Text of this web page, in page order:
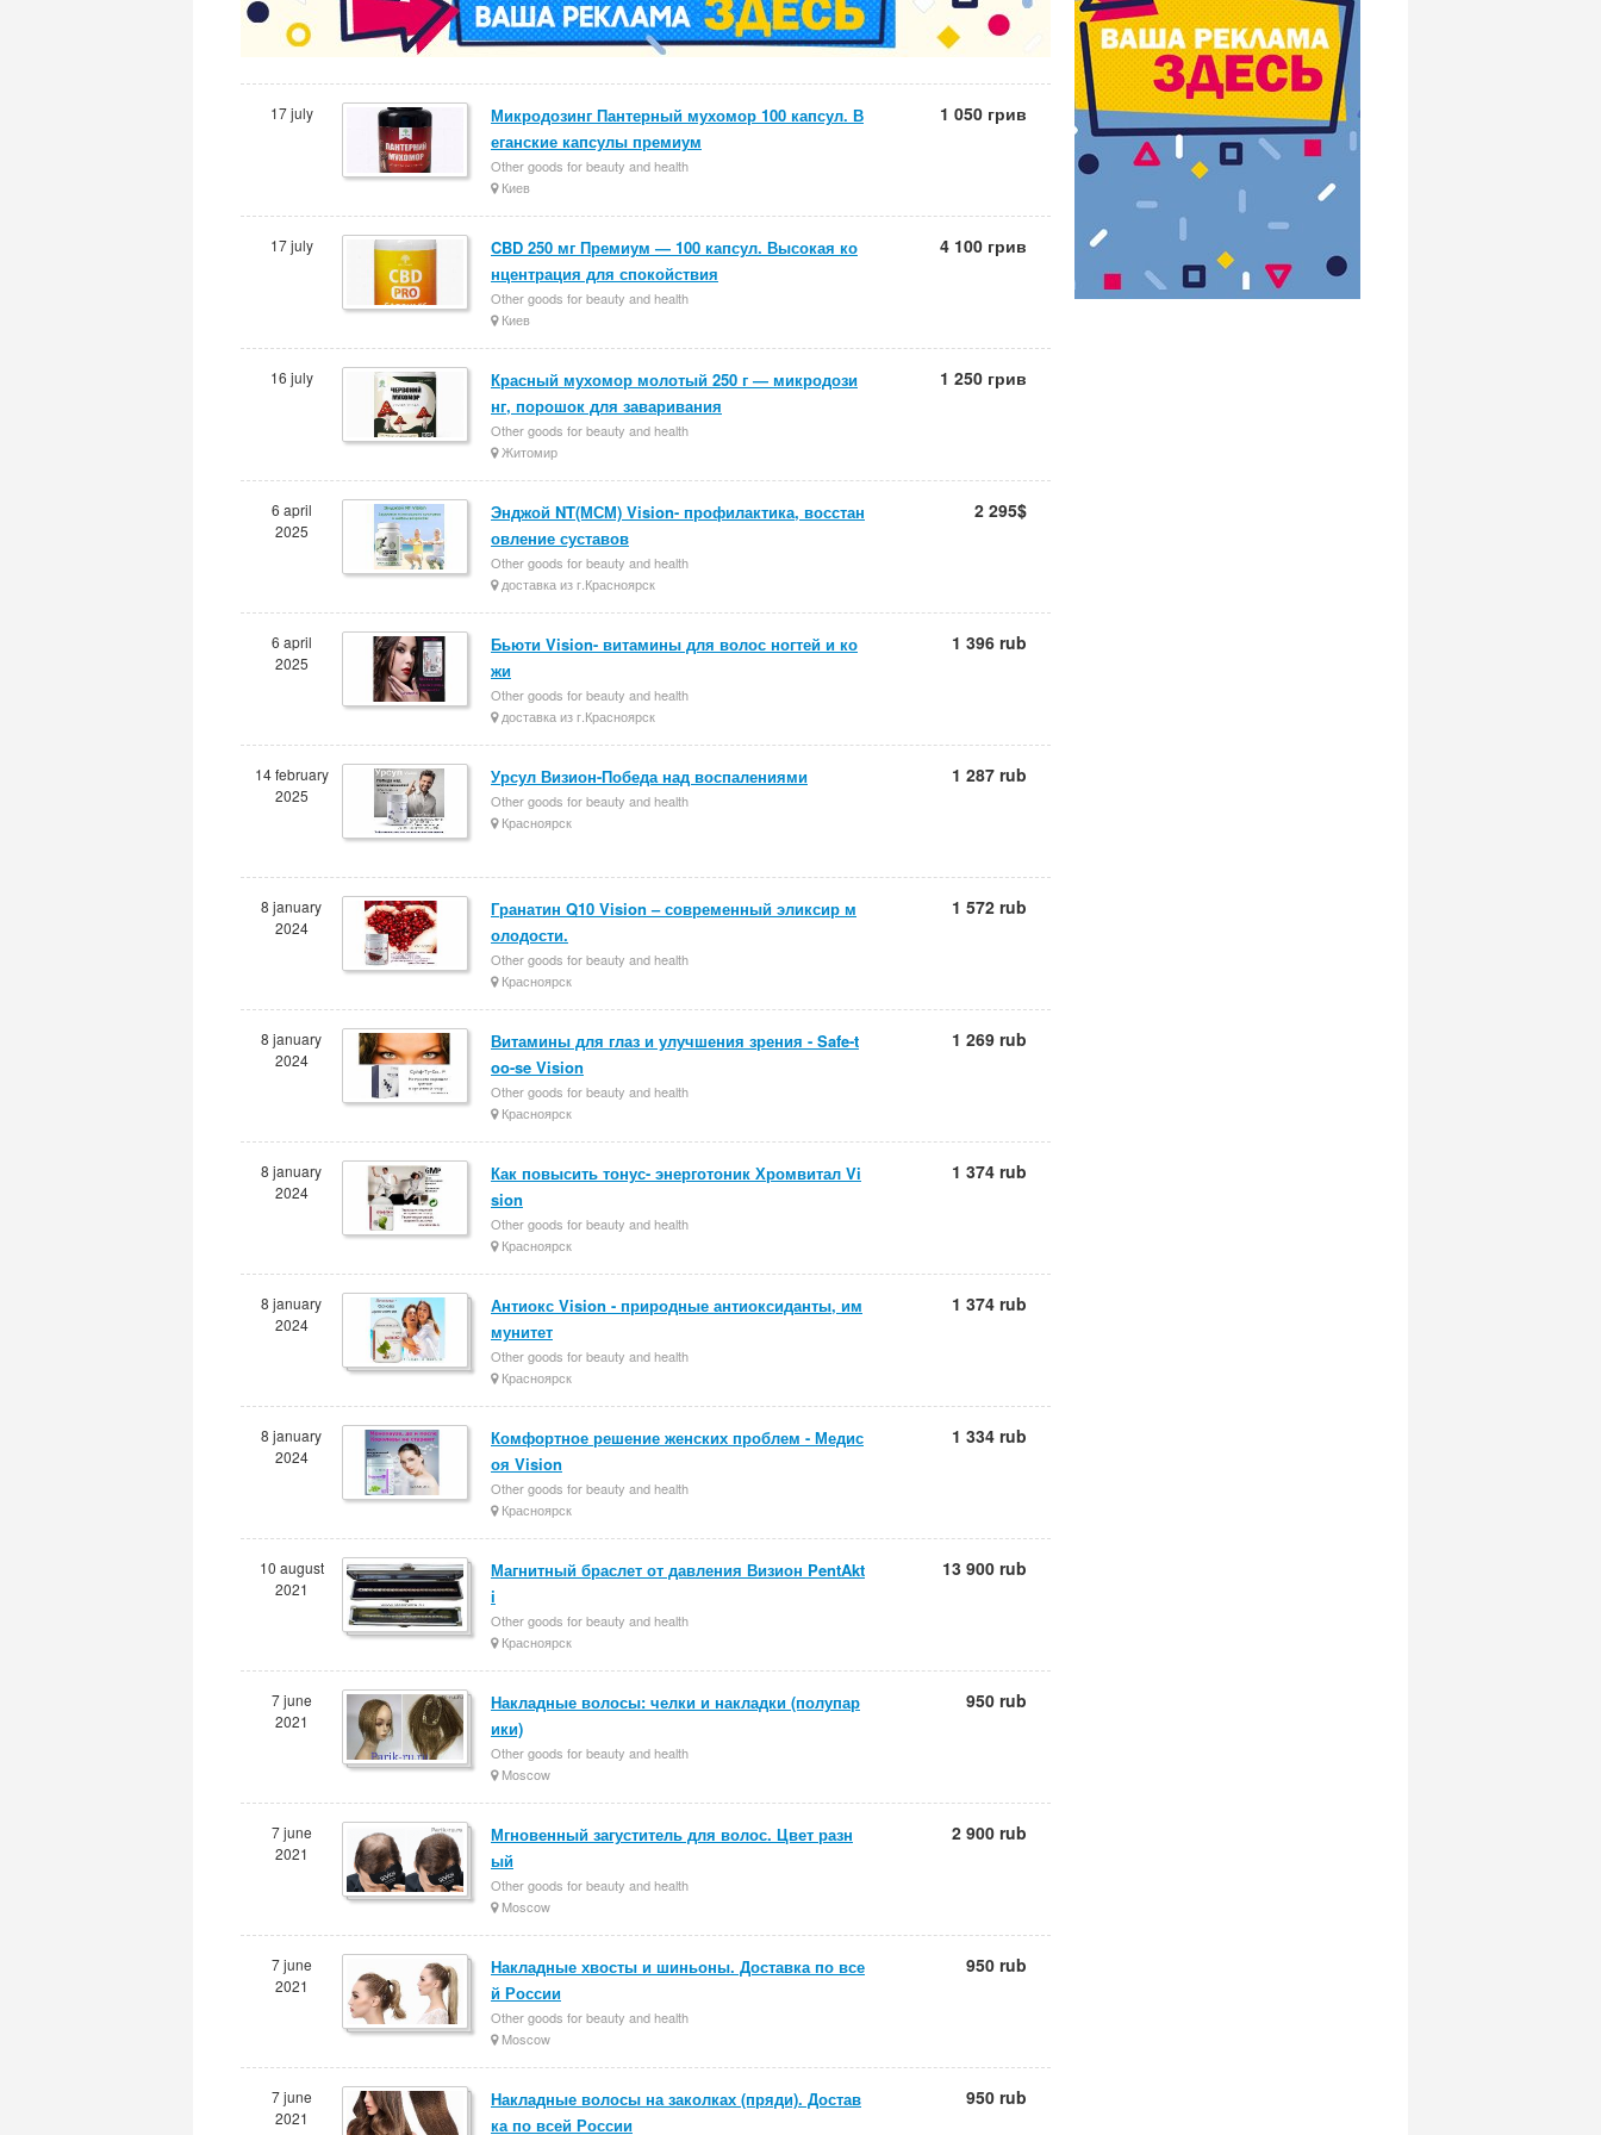
17 july
Микродозинг Пантерный мухомор 100 капсул. В
еганские капсулы премиум
Other goods for beauty and health
Киев
1 050 грив
17 july
CBD 250 мг Премиум — 100 капсул. Высокая ко
нцентрация для спокойствия
Other goods for beauty and health
Киев
4 100 грив
16 july
Красный мухомор молотый 250 г — микродози
нг, порошок для заваривания
Other goods for beauty and health
Житомир
1 250 грив
6 april
2025
Энджой NT(МСМ) Vision- профилактика, восстан
овление суставов
Other goods for beauty and health
доставка из г.Красноярск
2 295$
6 april
2025
Бьюти Vision- витамины для волос ногтей и ко
жи
Other goods for beauty and health
доставка из г.Красноярск
1 396 rub
14 february
2025
Урсул Визион-Победа над воспалениями
Other goods for beauty and health
Красноярск
1 287 rub
8 january
2024
Гранатин Q10 Vision – современный эликсир м
олодости.
Other goods for beauty and health
Красноярск
1 572 rub
8 january
2024
Витамины для глаз и улучшения зрения - Safe-t
oo-se Vision
Other goods for beauty and health
Красноярск
1 269 rub
8 january
2024
Как повысить тонус- энерготоник Хромвитал Vi
sion
Other goods for beauty and health
Красноярск
1 374 rub
8 january
2024
Антиокс Vision - природные антиоксиданты, им
мунитет
Other goods for beauty and health
Красноярск
1 374 rub
8 january
2024
Комфортное решение женских проблем - Медис
оя Vision
Other goods for beauty and health
Красноярск
1 334 rub
10 august
2021
Магнитный браслет от давления Визион PentAkt
i
Other goods for beauty and health
Красноярск
13 900 rub
7 june
2021
Накладные волосы: челки и накладки (полупар
ики)
Other goods for beauty and health
Moscow
950 rub
7 june
2021
Мгновенный загуститель для волос. Цвет разн
ый
Other goods for beauty and health
Moscow
2 900 rub
7 june
2021
Накладные хвосты и шиньоны. Доставка по все
й России
Other goods for beauty and health
Moscow
950 rub
7 june
2021
Накладные волосы на заколках (пряди). Достав
ка по всей России
950 rub